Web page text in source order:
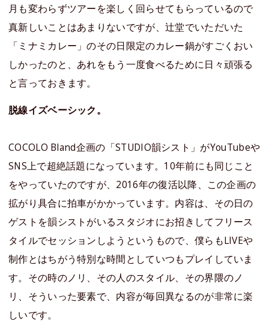
月も変わらずツアーを楽しく回らせてもらっているので
真新しいことはあまりないですが、辻堂でいただいた
「ミナミカレー」のその日限定のカレー鍋がすごくおい
しかったのと、あれをもう一度食べるために日々頑張る
と言っておきます。
脱線イズベーシック。
COCOLO Bland企画の「STUDIO韻シスト」がYouTubeや
SNS上で超絶話題になっています。10年前にも同じこと
をやっていたのですが、2016年の復活以降、この企画の
拡がり具合に拍車がかかっています。内容は、その日の
ゲストを韻シストがいるスタジオにお招きしてフリース
タイルでセッションしようというもので、僕らもLIVEや
制作とはちがう特別な時間としていつもプレイしていま
す。その時のノリ、その人のスタイル、その界隈のノ
リ、そういった要素で、内容が毎回異なるのが非常に楽
しいです。